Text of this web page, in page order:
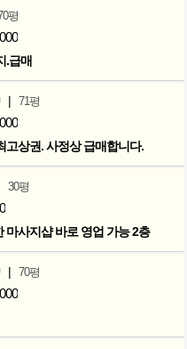
70평
.급매
| 71평
고상권. 사정상 급매합니다.
30평
마사지샵 바로 영업 가능 2층
| 70평